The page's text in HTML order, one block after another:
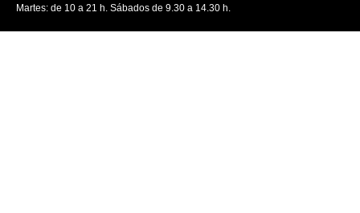
Martes: de 10 a 21 h. Sábados de 9.30 a 14.30 h.